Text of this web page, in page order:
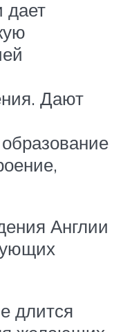
дает
Дают
Англии
длится